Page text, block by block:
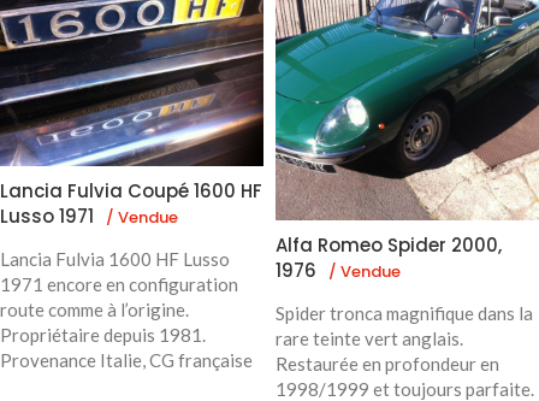
Lancia Fulvia Coupé 1600 HF
Lusso 1971
/ Vendue
Lancia Fulvia 1600 HF Lusso
1971 encore en configuration
route comme à l’origine.
Propriétaire depuis 1981.
Provenance Italie, CG française
Alfa Romeo Spider 2000,
1976
/ Vendue
Spider tronca magnifique dans la
rare teinte vert anglais.
Restaurée en profondeur en
1998/1999 et toujours parfaite.